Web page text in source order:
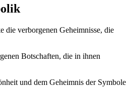
die verborgenen Geheimnisse, die
Botschaften, die in ihnen
und dem Geheimnis der Symbole